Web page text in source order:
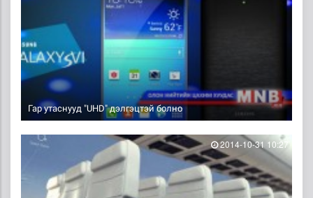
Гар утаснууд "UHD" дэлгэцтэй болно
2014-10-31 10:27